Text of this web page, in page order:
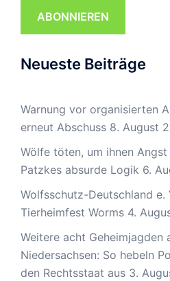
ABONNIEREN
Neueste Beiträge
Warnung vor organisierten
erneut Abschuss 8. August
Wölfe töten, um ihnen
Patzkes absurde Logik 6.
Wolfsschutz-Deutschland e.
Tierheimfest Worms 4.
Weitere acht Geheimjagden
Niedersachsen: So hebeln
den Rechtsstaat aus 3.